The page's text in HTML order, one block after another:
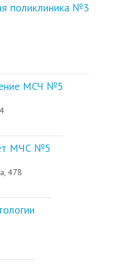
поликлиника №3
МСЧ №5
МЧС №5
478